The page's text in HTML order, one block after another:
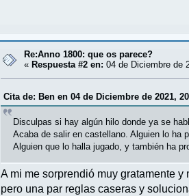
Re:Anno 1800: que os parece?
« Respuesta #2 en: 04 de Diciembre de
Cita de: Ben en 04 de Diciembre de 2021,
Disculpas si hay algún hilo donde ya se
Acaba de salir en castellano. Alguien lo ha
Alguien que lo halla jugado, y también ha
A mi me sorprendió muy gratamente
pero una par reglas caseras y